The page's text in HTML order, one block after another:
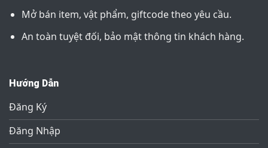
Mở bán item, vật phẩm, giftcode theo yêu cầu.
An toàn tuyệt đối, bảo mật thông tin khách hàng.
Hướng Dẫn
Đăng Ký
Đăng Nhập